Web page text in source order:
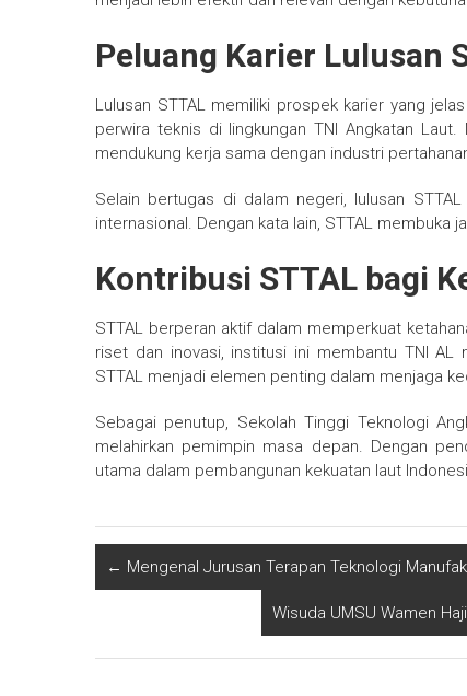
Peluang Karier Lulusan
Lulusan STTAL memiliki prospek karier yang
perwira teknis di lingkungan TNI Angkatan
mendukung kerja sama dengan industri
Selain bertugas di dalam negeri, lulusan
internasional. Dengan kata lain, STTAL membuka
Kontribusi STTAL bagi
STTAL berperan aktif dalam memperkuat
riset dan inovasi, institusi ini membantu TNI AL
STTAL menjadi elemen penting dalam menjaga
Sebagai penutup, Sekolah Tinggi Teknologi
melahirkan pemimpin masa depan. Dengan
utama dalam pembangunan kekuatan laut
← Mengenal Jurusan Terapan Teknologi
Wisuda UMSU Wamen